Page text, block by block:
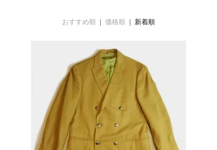
おすすめ順 価格順 | 新着順